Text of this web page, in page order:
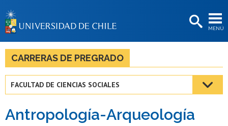
MENÚ
BIBLIOTECAS
LA UNIVERSIDAD
Estudiantes
Académicas/os
CARRERAS DE PREGRADO
FACULTAD DE CIENCIAS SOCIALES
Antropología-Arqueología